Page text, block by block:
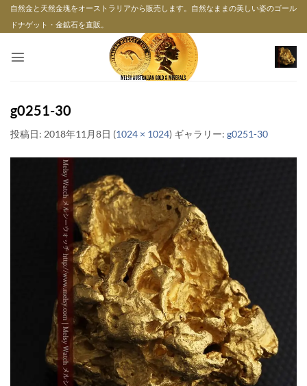
Skip自然金と天然金塊をオーストラリアから販売します。自然なままの美しい姿のゴール
ドナゲット・金鉱石を直販。
g0251-30
投稿日: 2018年11月8日 (1024 × 1024) ギャラリー: g0251-30